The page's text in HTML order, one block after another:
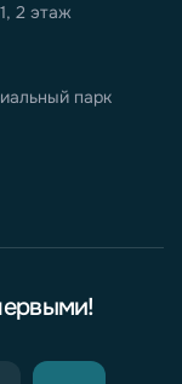
парк
2 этаж